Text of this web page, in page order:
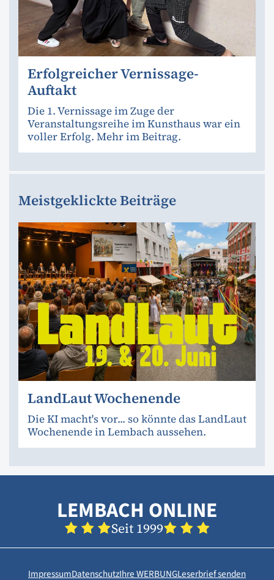
Erfolgreicher Vernissage-
Auftakt
Die 1. Vernissage im Zuge der
Veranstaltungsreihe im Kunsthaus war ein
voller Erfolg. Mehr im Beitrag.
Meistgeklickte Beiträge
LandLaut Wochenende
Die KI macht's vor... so könnte das LandLaut
Wochenende in Lembach aussehen.
LEMBACH ONLINE
Seit 1999
ImpressumDatenschutzIhre WERBUNGLeserbrief senden